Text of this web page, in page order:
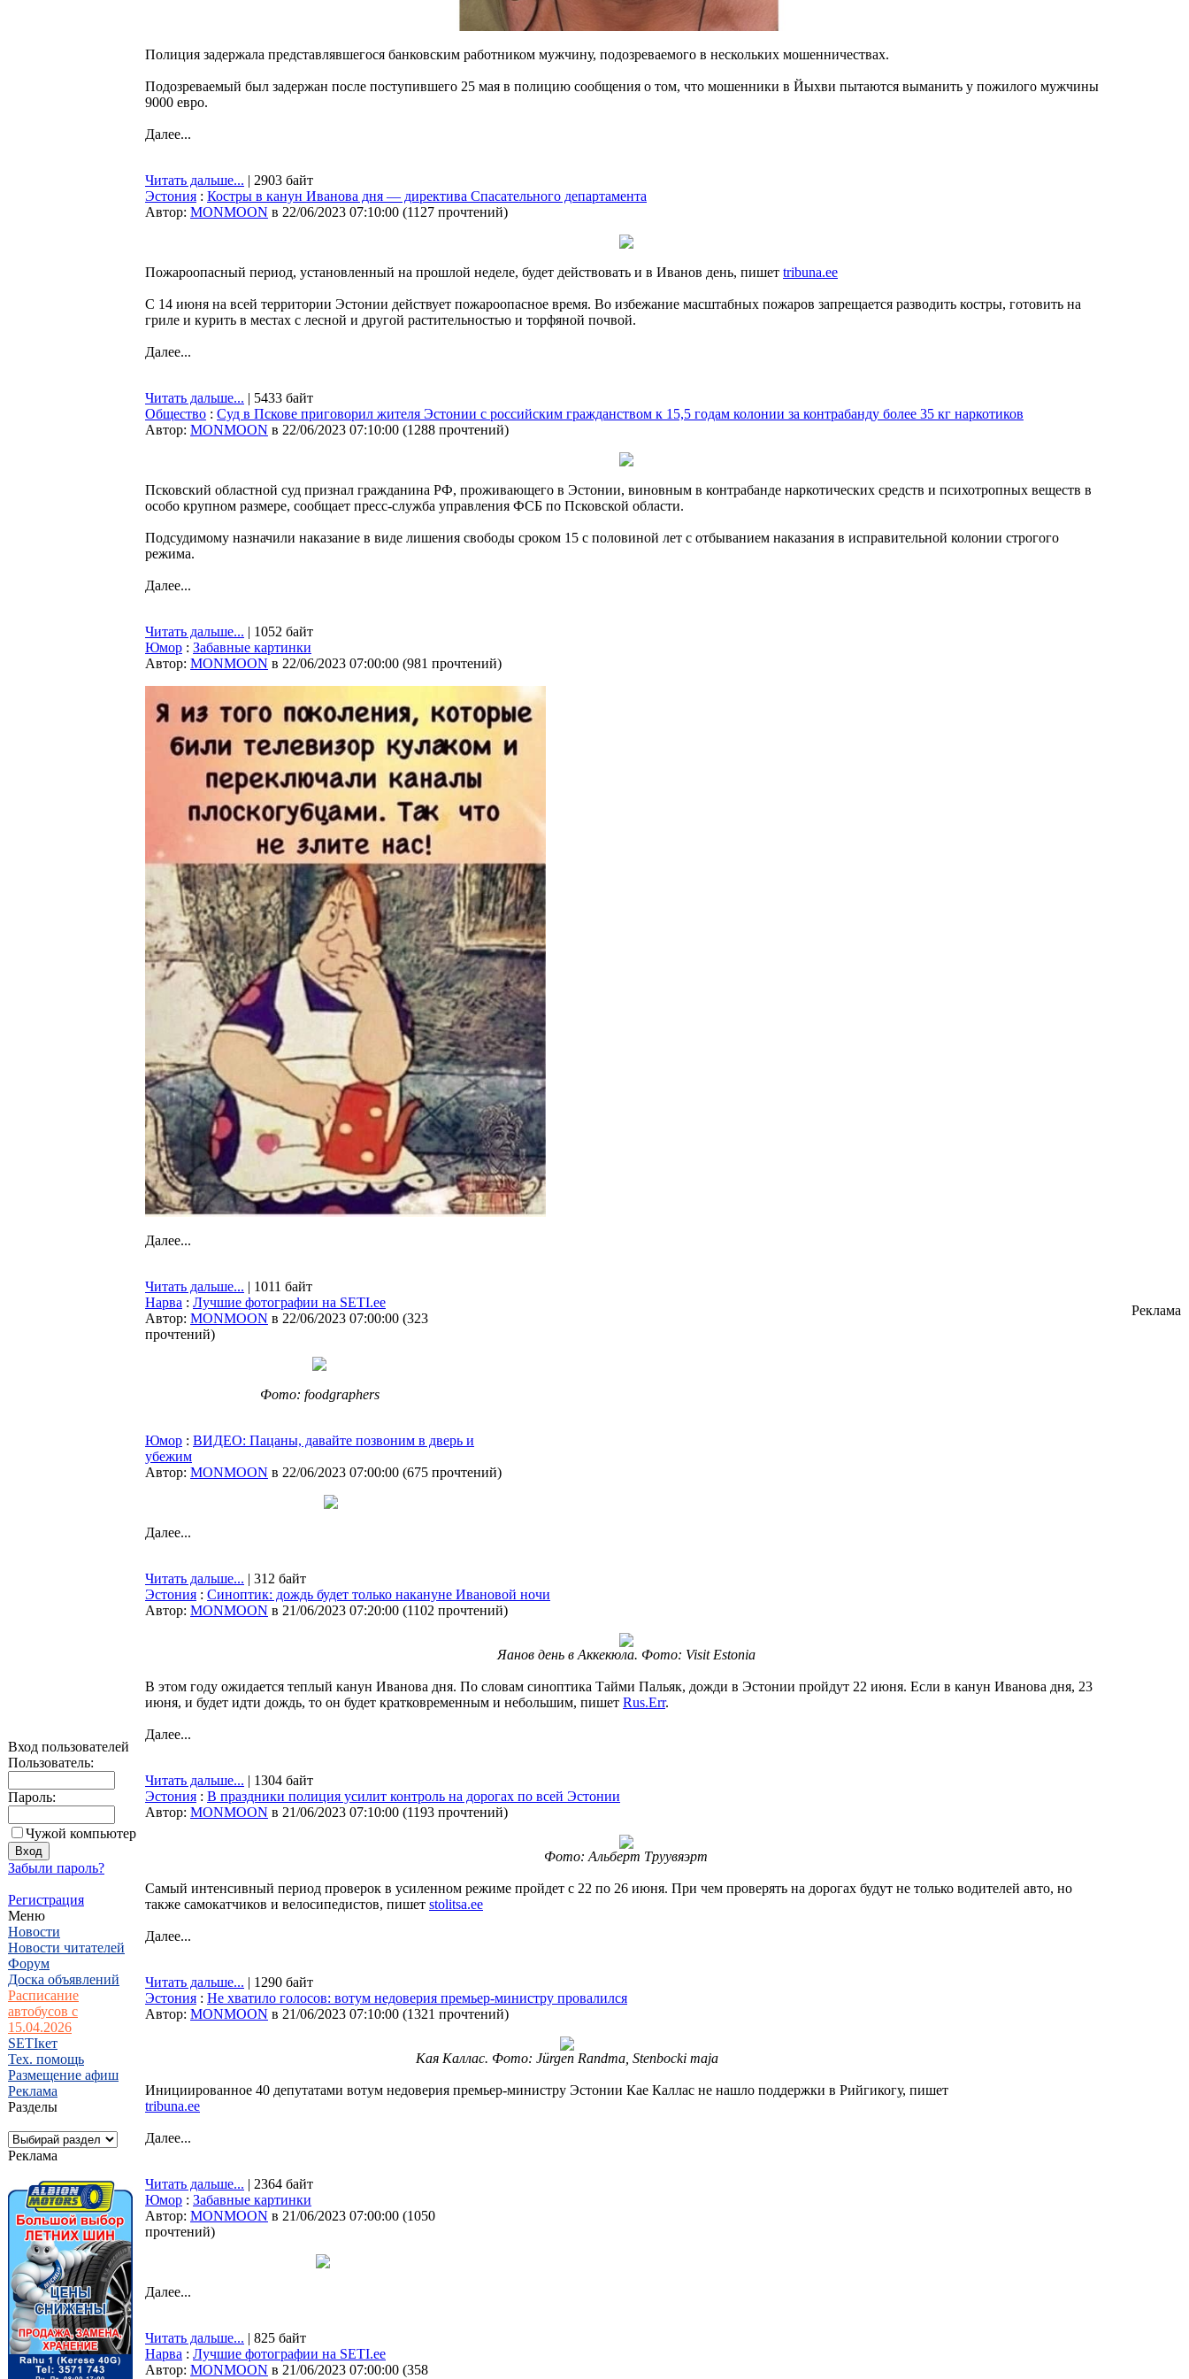
Вход пользователей
Пользователь:
Пароль:
Чужой компьютер
Забыли пароль?
Регистрация
Меню
Новости
Новости читателей
Форум
Доска объявлений
Расписание
автобусов с
15.04.2026
SETIкет
Тех. помощь
Размещение афиш
Реклама
Разделы
Реклама
Полиция задержала представлявшегося банковским работником мужчину, подозреваемого в нескольких мошенничествах.
Подозреваемый был задержан после поступившего 25 мая в полицию сообщения о том, что мошенники в Йыхви пытаются выманить у пожилого мужчины
9000 евро.
Далее...
Читать дальше... | 2903 байт
Эстония : Костры в канун Иванова дня — директива Спасательного департамента
Автор: MONMOON в 22/06/2023 07:10:00 (1127 прочтений)
Пожароопасный период, установленный на прошлой неделе, будет действовать и в Иванов день, пишет tribuna.ee
С 14 июня на всей территории Эстонии действует пожароопасное время. Во избежание масштабных пожаров запрещается разводить костры, готовить на
гриле и курить в местах с лесной и другой растительностью и торфяной почвой.
Далее...
Читать дальше... | 5433 байт
Общество : Суд в Пскове приговорил жителя Эстонии с российским гражданством к 15,5 годам колонии за контрабанду более 35 кг наркотиков
Автор: MONMOON в 22/06/2023 07:10:00 (1288 прочтений)
Псковский областной суд признал гражданина РФ, проживающего в Эстонии, виновным в контрабанде наркотических средств и психотропных веществ в
особо крупном размере, сообщает пресс-служба управления ФСБ по Псковской области.
Подсудимому назначили наказание в виде лишения свободы сроком 15 с половиной лет с отбыванием наказания в исправительной колонии строгого
режима.
Далее...
Читать дальше... | 1052 байт
Юмор : Забавные картинки
Автор: MONMOON в 22/06/2023 07:00:00 (981 прочтений)
Далее...
Читать дальше... | 1011 байт
Нарва : Лучшие фотографии на SETI.ee
Автор: MONMOON в 22/06/2023 07:00:00 (323
прочтений)
Фото: foodgraphers
Юмор : ВИДЕО: Пацаны, давайте позвоним в дверь и
убежим
Автор: MONMOON в 22/06/2023 07:00:00 (675 прочтений)
Далее...
Читать дальше... | 312 байт
Эстония : Синоптик: дождь будет только накануне Ивановой ночи
Автор: MONMOON в 21/06/2023 07:20:00 (1102 прочтений)
Яанов день в Аккекюла. Фото: Visit Estonia
В этом году ожидается теплый канун Иванова дня. По словам синоптика Тайми Пальяк, дожди в Эстонии пройдут 22 июня. Если в канун Иванова дня, 23
июня, и будет идти дождь, то он будет кратковременным и небольшим, пишет Rus.Err.
Далее...
Читать дальше... | 1304 байт
Эстония : В праздники полиция усилит контроль на дорогах по всей Эстонии
Автор: MONMOON в 21/06/2023 07:10:00 (1193 прочтений)
Фото: Альберт Труувяэрт
Самый интенсивный период проверок в усиленном режиме пройдет с 22 по 26 июня. При чем проверять на дорогах будут не только водителей авто, но
также самокатчиков и велосипедистов, пишет stolitsa.ee
Далее...
Читать дальше... | 1290 байт
Эстония : Не хватило голосов: вотум недоверия премьер-министру провалился
Автор: MONMOON в 21/06/2023 07:10:00 (1321 прочтений)
Кая Каллас. Фото: Jürgen Randma, Stenbocki maja
Инициированное 40 депутатами вотум недоверия премьер-министру Эстонии Кае Каллас не нашло поддержки в Рийгикогу, пишет
tribuna.ee
Далее...
Читать дальше... | 2364 байт
Юмор : Забавные картинки
Автор: MONMOON в 21/06/2023 07:00:00 (1050
прочтений)
Далее...
Читать дальше... | 825 байт
Нарва : Лучшие фотографии на SETI.ee
Автор: MONMOON в 21/06/2023 07:00:00 (358
Реклама